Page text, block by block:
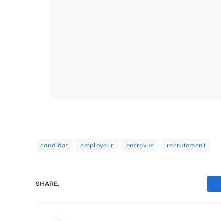
candidat employeur entrevue recrutement
SHARE.